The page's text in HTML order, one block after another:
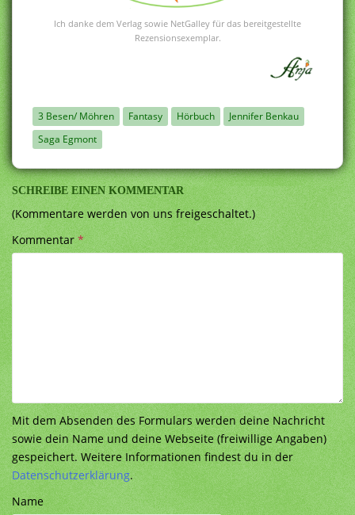
Ich danke dem Verlag sowie NetGalley für das bereitgestellte
Rezensionsexemplar.
3 Besen/ Möhren Fantasy Hörbuch
Jennifer Benkau
Saga Egmont
SCHREIBE EINEN KOMMENTAR
(Kommentare werden von uns freigeschaltet.)
Kommentar*
Mit dem Absenden des Formulars werden deine Nachricht
sowie dein Name und deine Webseite (freiwillige Angaben)
gespeichert. Weitere Informationen findest du in der
Datenschutzerklärung.
Name